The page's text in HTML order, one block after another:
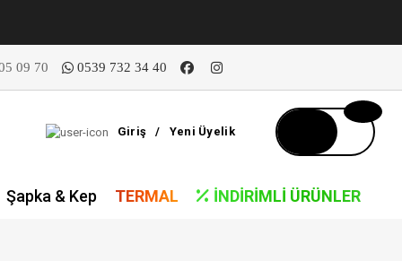
09 70 0539 732 34 40
Giriş / Yeni Üyelik
Şapka & Kep TERMAL İNDIRIMLI ÜRÜNLER